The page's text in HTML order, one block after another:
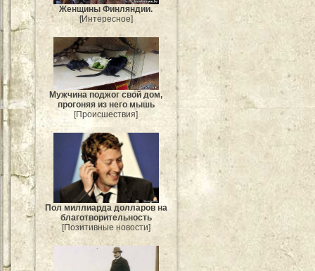
Женщины Финляндии.
[Интересное]
Мужчина поджог свой дом,
прогоняя из него мышь
[Происшествия]
Пол миллиарда долларов на
благотворительность
[Позитивные новости]